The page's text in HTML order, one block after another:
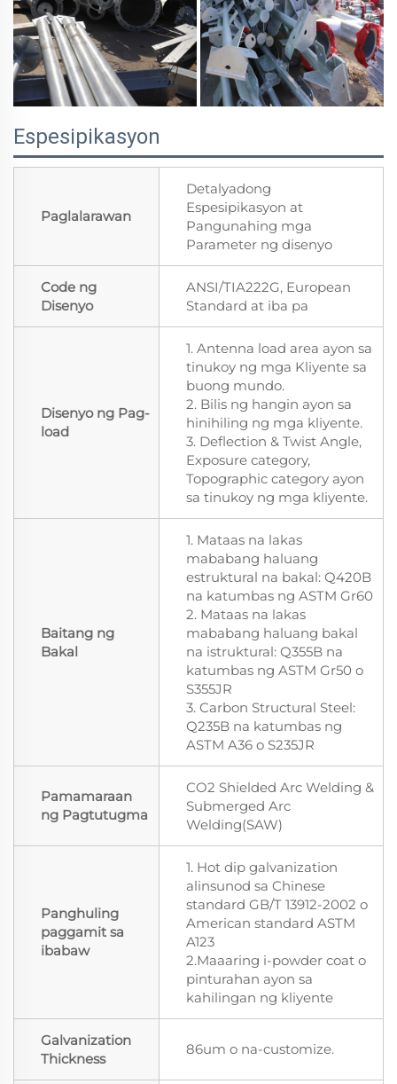
Espesipikasyon
Paglalarawan
Detalyadong
Espesipikasyon at
Pangunahing mga
Parameter ng disenyo
Code ng
Disenyo
ANSI/TIA222G, European
Standard at iba pa
Disenyo ng Pag-
load
1. Antenna load area ayon sa
tinukoy ng mga Kliyente sa
buong mundo.
2. Bilis ng hangin ayon sa
hinihiling ng mga kliyente.
3. Deflection & Twist Angle,
Exposure category,
Topographic category ayon
sa tinukoy ng mga kliyente.
Baitang ng
Bakal
1. Mataas na lakas
mababang haluang
estruktural na bakal: Q420B
na katumbas ng ASTM Gr60
2. Mataas na lakas
mababang haluang bakal
na istruktural: Q355B na
katumbas ng ASTM Gr50 o
S355JR
3. Carbon Structural Steel:
Q235B na katumbas ng
ASTM A36 o S235JR
Pamamaraan
ng Pagtutugma
CO2 Shielded Arc Welding &
Submerged Arc
Welding(SAW)
Panghuling
paggamit sa
ibabaw
1. Hot dip galvanization
alinsunod sa Chinese
standard GB/T 13912-2002 o
American standard ASTM
A123
2.Maaaring i-powder coat o
pinturahan ayon sa
kahilingan ng kliyente
Galvanization
Thickness
86um o na-customize.